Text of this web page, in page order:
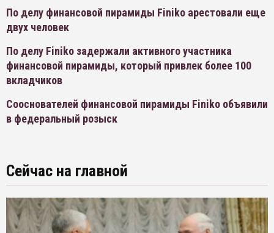
По делу финансовой пирамиды Finiko арестовали еще
двух человек
По делу Finiko задержали активного участника
финансовой пирамиды, который привлек более 100
вкладчиков
Сооснователей финансовой пирамиды Finiko объявили
в федеральный розыск
Сейчас на главной